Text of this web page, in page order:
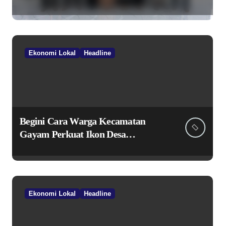
Desa Mandiri Ekonomi
Ekonomi Lokal Headline
Begini Cara Warga Kecamatan
Gayam Perkuat Ikon Desa
TPID
Ekonomi Lokal Headline